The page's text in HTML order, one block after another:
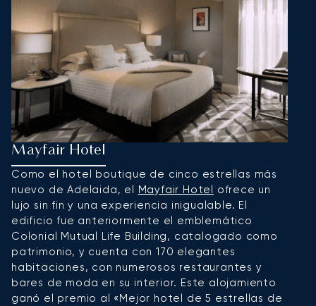
Mayfair Hotel
Como el hotel boutique de cinco estrellas más
nuevo de Adelaida, el Mayfair Hotel ofrece un
lujo sin fin y una experiencia inigualable. El
edificio fue anteriormente el emblemático
Colonial Mutual Life Building, catalogado como
patrimonio, y cuenta con 170 elegantes
habitaciones, con numerosos restaurantes y
bares de moda en su interior. Este alojamiento
ganó el premio al «Mejor hotel de 5 estrellas de